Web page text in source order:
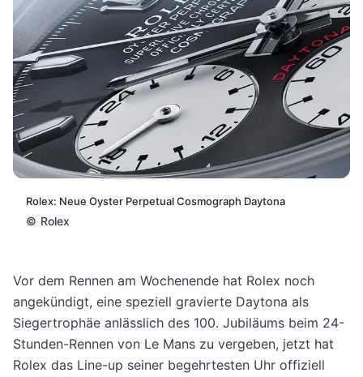
Rolex: Neue Oyster Perpetual Cosmograph Daytona
© Rolex
Vor dem Rennen am Wochenende hat Rolex noch
angekündigt, eine speziell gravierte Daytona als
Siegertrophäe anlässlich des 100. Jubiläums beim 24-
Stunden-Rennen von Le Mans zu vergeben, jetzt hat
Rolex das Line-up seiner begehrtesten Uhr offiziell